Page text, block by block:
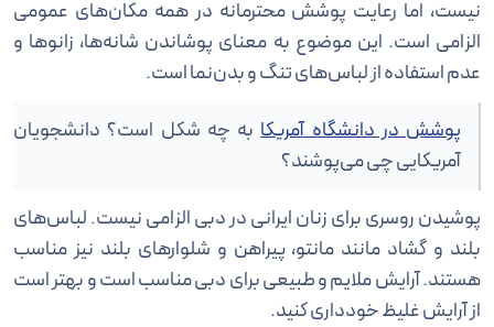
نیست، اما رعایت پوشش محترمانه در همه مکان‌های عمومی
الزامی است. این موضوع به معنای پوشاندن شانه‌ها، زانوها و
عدم استفاده از لباس‌های تنگ و بدن‌نما است.
پوشش در دانشگاه آمریکابه چه شکل است؟ دانشجویان
آمریکایی چی می‌پوشند؟
پوشیدن روسری برای زنان ایرانی در دبی الزامی نیست. لباس‌های
بلند و گشاد مانند مانتو، پیراهن و شلوارهای بلند نیز مناسب
هستند. آرایش ملایم و طبیعی برای دبی مناسب است و بهتر است
از آرایش غلیظ خودداری کنید.